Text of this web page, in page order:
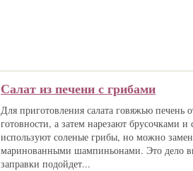
Салат из печени с грибами
Для приготовления салата говяжью печень
готовности, а затем нарезают брусочками
используют соленые грибы, но можно
маринованными шампиньонами. Это дело
заправки подойдет...